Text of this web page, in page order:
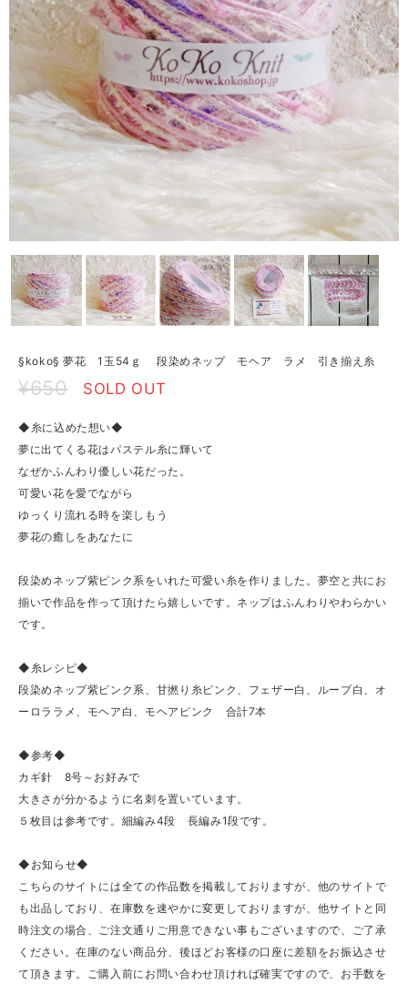
§koko§ 夢花 1玉54ｇ 段染めネップ モヘア ラメ 引き揃え糸
¥650 SOLD OUT
◆糸に込めた想い◆
夢に出てくる花はパステル糸に輝いて
なぜかふんわり優しい花だった。
可愛い花を愛でながら
ゆっくり流れる時を楽しもう
夢花の癒しをあなたに
段染めネップ紫ピンク系をいれた可愛い糸を作りました。夢空と共にお
揃いで作品を作って頂けたら嬉しいです。ネップはふんわりやわらかい
です。
◆糸レシピ◆
段染めネップ紫ピンク系、甘撚り糸ピンク、フェザー白、ループ白、オ
ーロララメ、モヘア白、モヘアピンク 合計7本
◆参考◆
カギ針 8号～お好みで
大きさが分かるように名刺を置いています。
５枚目は参考です。細編み4段 長編み1段です。
◆お知らせ◆
こちらのサイトには全ての作品数を掲載しておりますが、他のサイトで
も出品しており、在庫数を速やかに変更しておりますが、他サイトと同
時注文の場合、ご注文通りご用意できない事もございますので、ご了承
ください。在庫のない商品分、後ほどお客様の口座に差額をお振込させ
て頂きます。ご購入前にお問い合わせ頂ければ確実ですので、お手数を